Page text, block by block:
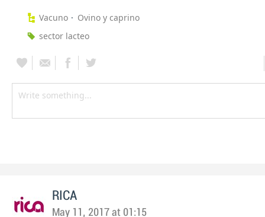
Vacuno
Ovino y caprino
sector lacteo
RICA
May 11, 2017 at 01:15